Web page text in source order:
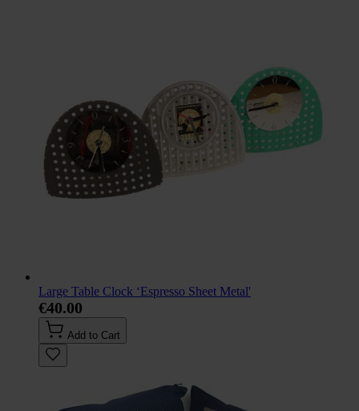
Large Table Clock ‘Espresso Sheet Metal'
€40.00
Add to Cart